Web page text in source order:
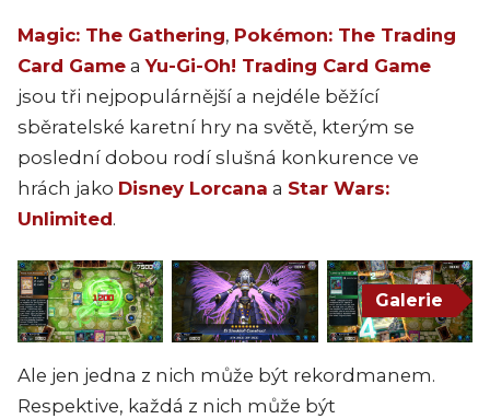
Magic: The Gathering, Pokémon: The Trading
Card Game aYu-Gi-Oh! Trading Card Game
jsou tři nejpopulárnější a nejdéle běžící
sběratelské karetní hry na světě, kterým se
poslední dobou rodí slušná konkurence ve
hrách jako Disney Lorcana a Star Wars:
Unlimited.
Galerie
Ale jen jedna z nich může být rekordmanem.
Respektive, každá z nich může být